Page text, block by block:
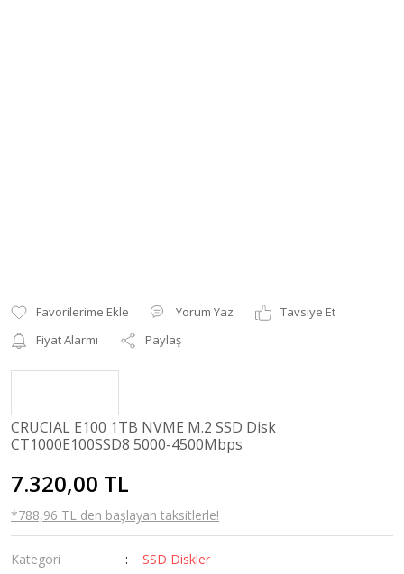
Yorum Yaz
Tavsiye Et
Fiyat Alarmı
Paylaş
CRUCIAL E100 1TB NVME M.2 SSD Disk
CT1000E100SSD8 5000-4500Mbps
7.320,00 TL
*788,96 TL den başlayan taksitlerle!
Kategori
SSD Diskler